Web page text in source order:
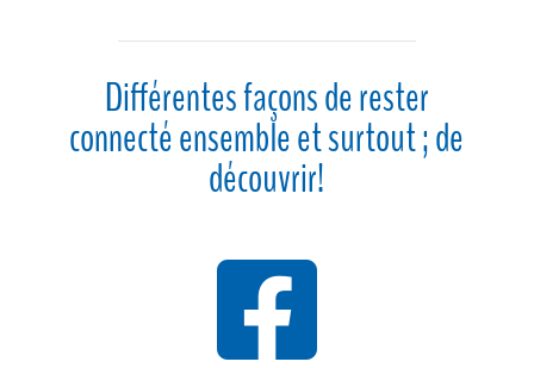
Différentes façons de rester
connecté ensemble et surtout ; de
découvrir!
